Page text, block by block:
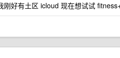
刚好有土区 icloud 现在想试试